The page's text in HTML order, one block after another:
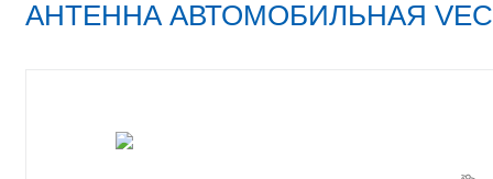
АНТЕННА АВТОМОБИЛЬНАЯ